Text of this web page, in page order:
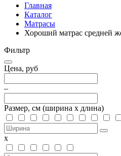
Главная
Каталог
Матрасы
Хороший матрас средней
Фильтр
Цена, руб
–
Размер, см (ширина х длина)
х